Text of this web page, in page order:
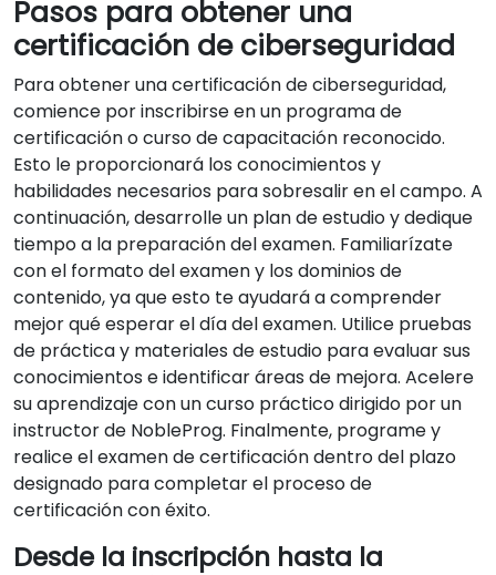
Pasos para obtener una
certificación de ciberseguridad
Para obtener una certificación de ciberseguridad,
comience por inscribirse en un programa de
certificación o curso de capacitación reconocido.
Esto le proporcionará los conocimientos y
habilidades necesarios para sobresalir en el campo. A
continuación, desarrolle un plan de estudio y dedique
tiempo a la preparación del examen. Familiarízate
con el formato del examen y los dominios de
contenido, ya que esto te ayudará a comprender
mejor qué esperar el día del examen. Utilice pruebas
de práctica y materiales de estudio para evaluar sus
conocimientos e identificar áreas de mejora. Acelere
su aprendizaje con un curso práctico dirigido por un
instructor de NobleProg. Finalmente, programe y
realice el examen de certificación dentro del plazo
designado para completar el proceso de
certificación con éxito.
Desde la inscripción hasta la